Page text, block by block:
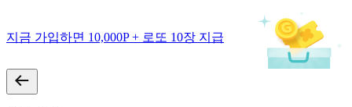
지금 가입하면 10,000P + 로또 10장 지급